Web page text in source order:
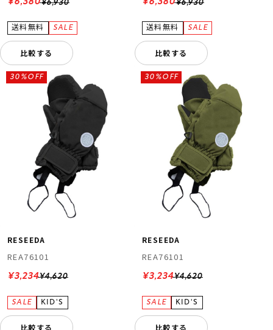
¥6,930
¥6,380
比較する
¥6,930
¥6,380
比較する
RESEEDA
REA76101
¥4,620
30%OFF
¥3,234
比較する
RESEEDA
REA76101
¥4,620
30%OFF
¥3,234
比較する